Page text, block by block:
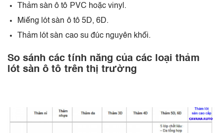
Thảm sàn ô tô PVC hoặc vinyl .
Miếng lót sàn ô tô 5D, 6D.
Thảm lót sàn cao su đúc nguyên khối.
So sánh các tính năng của các loại thảm
lót sàn ô tô trên thị trường